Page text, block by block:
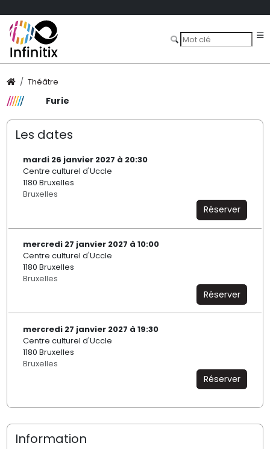
Théâtre
Furie
Les dates
mardi 26 janvier 2027 à 20:30
Centre culturel d'Uccle
1180 Bruxelles
Bruxelles
Réserver
mercredi 27 janvier 2027 à 10:00
Centre culturel d'Uccle
1180 Bruxelles
Bruxelles
Réserver
mercredi 27 janvier 2027 à 19:30
Centre culturel d'Uccle
1180 Bruxelles
Bruxelles
Réserver
Information